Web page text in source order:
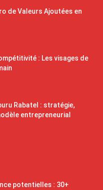
de Valeurs Ajoutées en
: Les visages de
Rabatel : stratégie,
entrepreneurial
potentielles : 30+